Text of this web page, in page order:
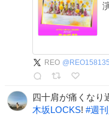
REO @
四十肩が痛くなり
木坂LOCKS! #週